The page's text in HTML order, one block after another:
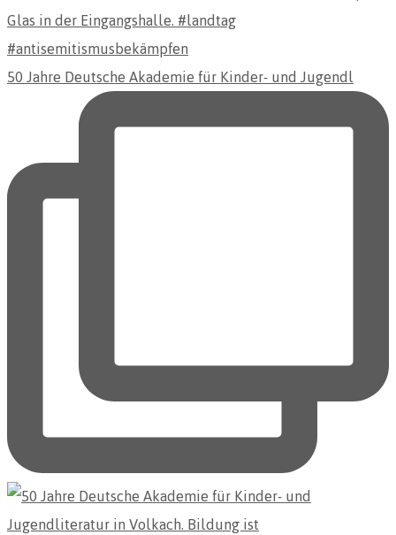
50 Jahre Deutsche Akademie für Kinder- und Jugendl